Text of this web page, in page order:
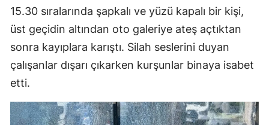
15.30 sıralarında şapkalı ve yüzü kapalı bir kişi,
üst geçidin altından oto galeriye ateş açtıktan
sonra kayıplara karıştı. Silah seslerini duyan
çalışanlar dışarı çıkarken kurşunlar binaya isabet
etti.